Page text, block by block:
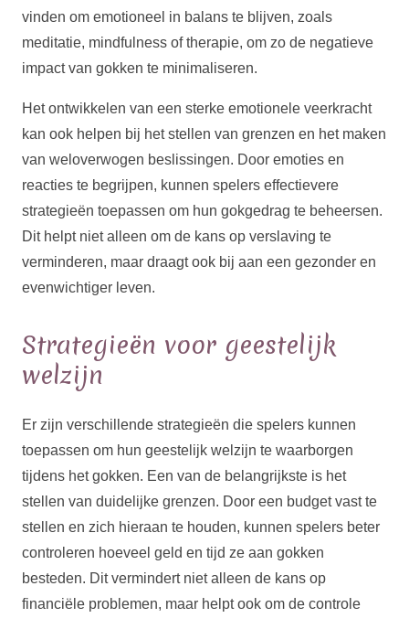
vinden om emotioneel in balans te blijven, zoals
meditatie, mindfulness of therapie, om zo de negatieve
impact van gokken te minimaliseren.
Het ontwikkelen van een sterke emotionele veerkracht
kan ook helpen bij het stellen van grenzen en het maken
van weloverwogen beslissingen. Door emoties en
reacties te begrijpen, kunnen spelers effectievere
strategieën toepassen om hun gokgedrag te beheersen.
Dit helpt niet alleen om de kans op verslaving te
verminderen, maar draagt ook bij aan een gezonder en
evenwichtiger leven.
Strategieën voor geestelijk
welzijn
Er zijn verschillende strategieën die spelers kunnen
toepassen om hun geestelijk welzijn te waarborgen
tijdens het gokken. Een van de belangrijkste is het
stellen van duidelijke grenzen. Door een budget vast te
stellen en zich hieraan te houden, kunnen spelers beter
controleren hoeveel geld en tijd ze aan gokken
besteden. Dit vermindert niet alleen de kans op
financiële problemen, maar helpt ook om de controle